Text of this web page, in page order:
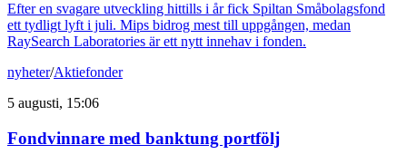
Efter en svagare utveckling hittills i år fick Spiltan Småbolagsfond
ett tydligt lyft i juli. Mips bidrog mest till uppgången, medan
RaySearch Laboratories är ett nytt innehav i fonden.
nyheter/Aktiefonder
5 augusti, 15:06
Fondvinnare med banktung portfölj